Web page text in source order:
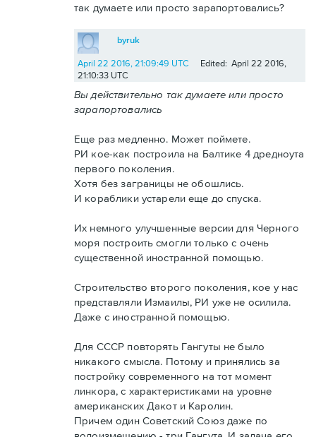
так думаете или просто зарапортовались?
byruk
April 22 2016, 21:09:49 UTC
Edited: April 22 2016,
21:10:33 UTC
Вы действительно так думаете или просто
зарапортовались
Еще раз медленно. Может поймете.
РИ кое-как построила на Балтике 4 дредноута
первого поколения.
Хотя без заграницы не обошлись.
И кораблики устарели еще до спуска.
Их немного улучшенные версии для Черного
моря построить смогли только с очень
существенной иностранной помощью.
Строительство второго поколения, кое у нас
представляли Измаилы, РИ уже не осилила.
Даже с иностранной помощью.
Для СССР повторять Гангуты не было
никакого смысла. Потому и принялись за
постройку современного на тот момент
линкора, с характеристиками на уровне
американских Дакот и Каролин.
Причем один Советский Союз даже по